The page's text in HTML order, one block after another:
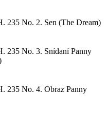
235 No. 2. Sen (The Dream)
235 No. 3. Snídaní Panny
235 No. 4. Obraz Panny